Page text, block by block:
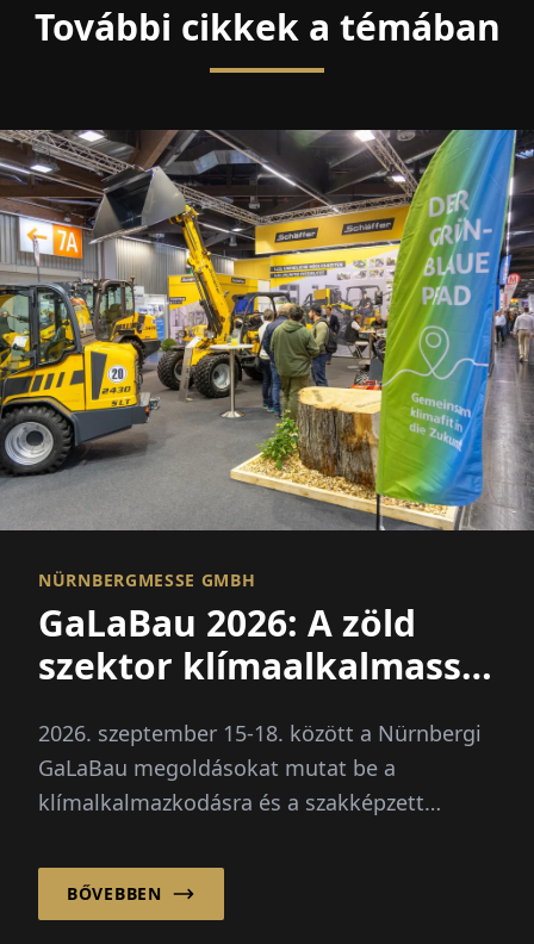
További cikkek a témában
NÜRNBERGMESSE GMBH
GaLaBau 2026: A zöld
szektor klímaalkalmassá
2026. szeptember 15-18. között a Nürnbergi
GaLaBau megoldásokat mutat be a
klímalkalmazkodásra és a szakképzett
jövőbeli tér a digitalizáció és mesterséges
intelligencia számára.
BŐVEBBEN